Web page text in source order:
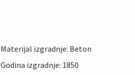
Materijal izgradnje: Beton
Godina izgradnje: 1850